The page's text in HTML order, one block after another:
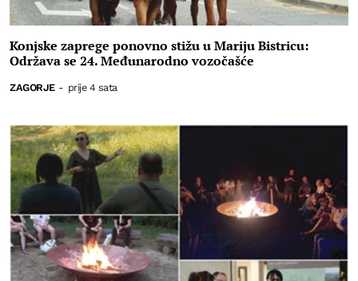
Konjske zaprege ponovno stižu u Mariju Bistricu:
Održava se 24. Međunarodno vozočašće
ZAGORJE - prije 4 sata